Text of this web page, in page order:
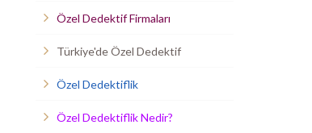
Özel Dedektif Firmaları
Türkiye'de Özel Dedektif
Özel Dedektiflik
Özel Dedektiflik Nedir?